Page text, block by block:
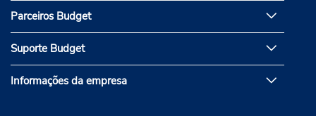
Parceiros Budget
Suporte Budget
Informações da empresa